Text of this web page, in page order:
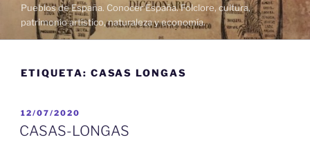
Pueblos de España. Conocer España. Folclore, cultura,
patrimonio artístico, naturaleza y economía.
ETIQUETA: CASAS LONGAS
PUBLICADO
EL
12/07/2020
CASAS-LONGAS